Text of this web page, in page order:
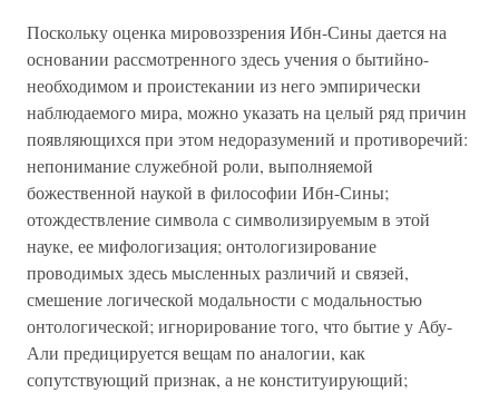
Поскольку оценка мировоззрения Ибн-Сины дается на
основании рассмотренного здесь учения о бытийно-
необходимом и проистекании из него эмпирически
наблюдаемого мира, можно указать на целый ряд причин
появляющихся при этом недоразумений и противоречий:
непонимание служебной роли, выполняемой
божественной наукой в философии Ибн-Сины;
отождествление символа с символизируемым в этой
науке, ее мифологизация; онтологизирование
проводимых здесь мысленных различий и связей,
смешение логической модальности с модальностью
онтологической; игнорирование того, что бытие у Абу-
Али предицируется вещам по аналогии, как
сопутствующий признак, а не конституирующий;